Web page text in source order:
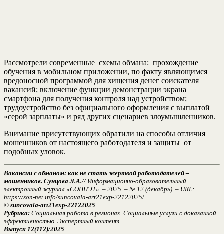
Рассмотрели современные схемы обмана: прохождение
обучения в мобильном приложении, по факту являющимся
вредоносной программой для хищения денег соискателя
вакансий; включение функции демонстрации экрана
смартфона для получения контроля над устройством;
трудоустройство без официального оформления с выплатой
«серой зарплаты» и ряд других сценариев злоумышленников.
Внимание присутствующих обратили на способы отличия
мошенников от настоящего работодателя и защиты от
подобных уловок.
Вакансии с обманом: как не стать жертвой работодателей –
мошенников. Сунцова Л.А.// Информационно-образовательный
электронный журнал «СОННЭТ». – 2025. – № 12 (декабрь). – URL:
https://son-net.info/suncovala-art21exp-22122025/
© suncovala-art21exp-22122025
Рубрика: Социальная работа в регионах. Социальные услуги с доказанной
эффективностью. Экспертный контент.
Выпуск 12(112)/2025